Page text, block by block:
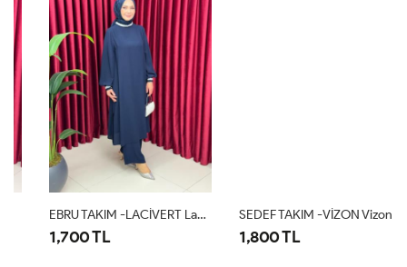
EBRU TAKIM -LACİVERT Lacivert
1,700 TL
SEDEF TAKIM -VİZON Vizon
1,800 TL